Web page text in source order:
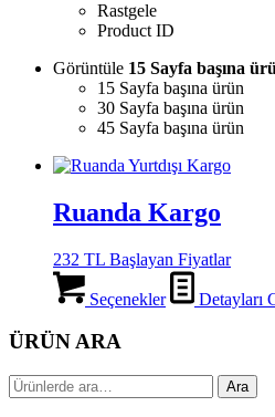
Rastgele
Product ID
Görüntüle 15 Sayfa başına
15 Sayfa başına ürün
30 Sayfa başına ürün
45 Sayfa başına ürün
Ruanda Kargo
232 TL Başlayan Fiyatlar
Seçenekler Detayları
ÜRÜN ARA
Ara: Ara